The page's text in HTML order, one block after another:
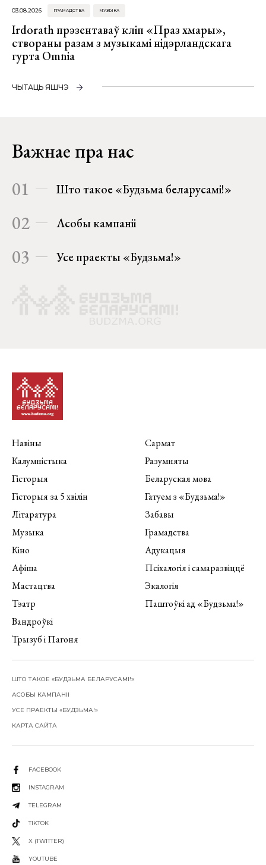
03.08.2026 ГРАМАДСТВА МУЗЫКА
Irdorath прэзентаваў кліп «Праз хмары»,
створаны разам з музыкамі нідэрландскага
гурта Omnia
ЧЫТАЦЬ ЯШЧЭ
Важнае пра нас
01 Што такое «Будзьма беларусамі!»
02 Асобы кампаніі
03 Усе праекты «Будзьма!»
Навіны
Калумністыка
Гісторыя
Гісторыя за 5 хвілін
Літаратура
Музыка
Кіно
Афіша
Мастацтва
Тэатр
Вандроўкі
Трызуб і Пагоня
Сармат
Разумняты
Беларуская мова
Гатуем з «Будзьма!»
Забавы
Грамадства
Адукацыя
Псіхалогія і самаразвіццё
Экалогія
Паштоўкі ад «Будзьма!»
ШТО ТАКОЕ «БУДЗЬМА БЕЛАРУСАМІ!»
АСОБЫ КАМПАНІІ
УСЕ ПРАЕКТЫ «БУДЗЬМА!»
КАРТА САЙТА
FACEBOOK
INSTAGRAM
TELEGRAM
TIKTOK
X (TWITTER)
YOUTUBE